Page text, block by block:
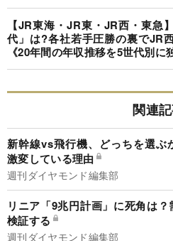
【JR東海・JR東・JR西・東急
代」は?各社若手圧勝の裏でJR
《20年間の年収推移を5世代別に
関連
新幹線vs飛行機、どっちを選ぶ
激変している理由
週刊ダイヤモンド編集部
リニア「9兆円計画」に死角は
検証する
週刊ダイヤモンド編集部